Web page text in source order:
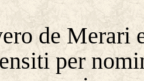
de Merari
per